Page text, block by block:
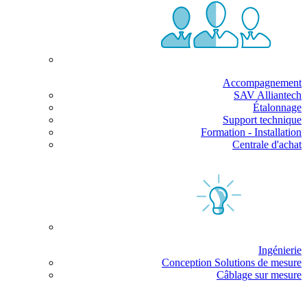
Accompagnement
SAV Alliantech
Étalonnage
Support technique
Formation - Installation
Centrale d'achat
Ingénierie
Conception Solutions de mesure
Câblage sur mesure